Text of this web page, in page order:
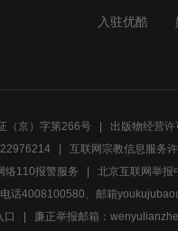
入驻优酷
（京）字第266号
出版物经营
互联网宗教信息服务
络110报警服务 北京互联网举报
话4008100580、邮箱
口 廉正举报邮箱：